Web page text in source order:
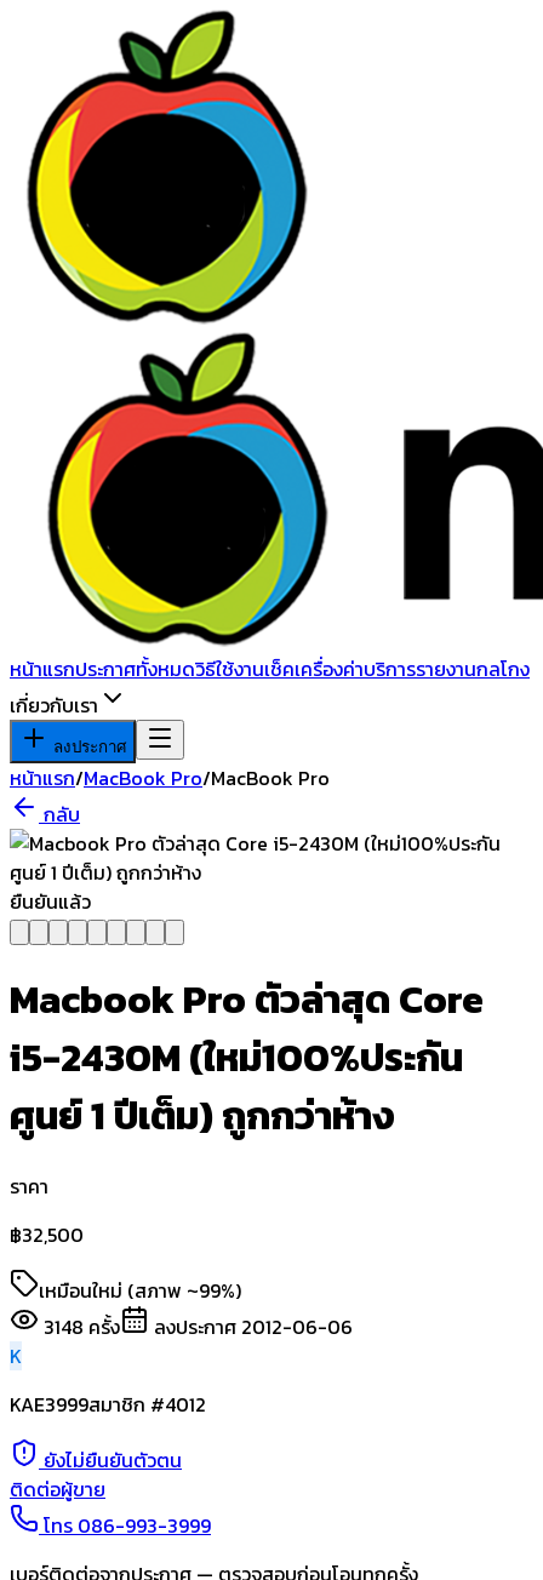
หน้าแรกประกาศทั้งหมดวิธีใช้งานเช็คเครื่องค่าบริการรายงานกลโกง
เกี่ยวกับเรา
ลงประกาศ
หน้าแรก/MacBook Pro/MacBook Pro
กลับ
ยืนยันแล้ว
Macbook Pro ตัวล่าสุด Core
i5-2430M (ใหม่100%ประกัน
ศูนย์ 1 ปีเต็ม) ถูกกว่าห้าง
ราคา
฿32,500
เหมือนใหม่ (สภาพ ~99%)
3148 ครั้ง ลงประกาศ 2012-06-06
K
KAE3999สมาชิก #4012
ยังไม่ยืนยันตัวตน
ติดต่อผู้ขาย
โทร 086-993-3999
เบอร์ติดต่อจากประกาศ — ตรวจสอบก่อนโอนทุกครั้ง